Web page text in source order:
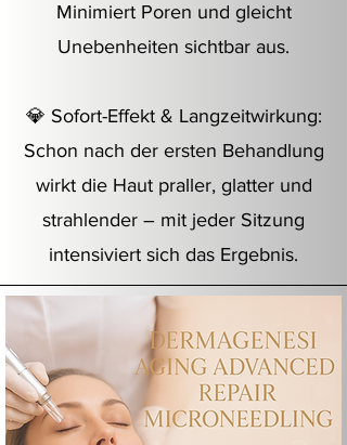
Minimiert Poren und gleicht
Unebenheiten sichtbar aus.
💎 Sofort-Effekt & Langzeitwirkung:
Schon nach der ersten Behandlung
wirkt die Haut praller, glatter und
strahlender – mit jeder Sitzung
intensiviert sich das Ergebnis.